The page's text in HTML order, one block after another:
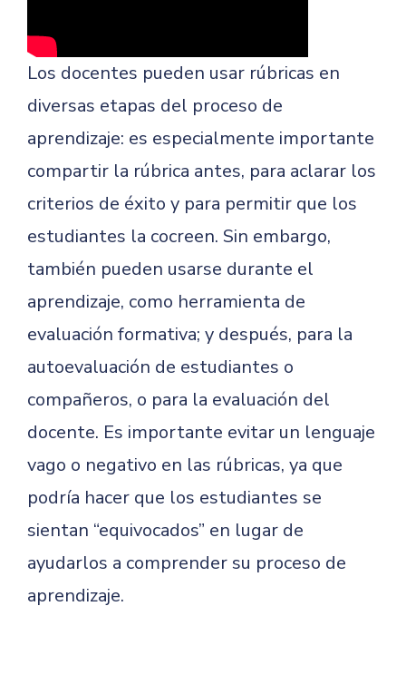
Los docentes pueden usar rúbricas en
diversas etapas del proceso de
aprendizaje: es especialmente importante
compartir la rúbrica antes, para aclarar los
criterios de éxito y para permitir que los
estudiantes la cocreen. Sin embargo,
también pueden usarse durante el
aprendizaje, como herramienta de
evaluación formativa; y después, para la
autoevaluación de estudiantes o
compañeros, o para la evaluación del
docente. Es importante evitar un lenguaje
vago o negativo en las rúbricas, ya que
podría hacer que los estudiantes se
sientan “equivocados” en lugar de
ayudarlos a comprender su proceso de
aprendizaje.